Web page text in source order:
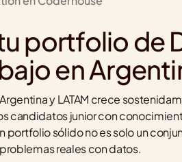
portfolio de
en
y LATAM crece
candidatos junior con
portfolio sólido no es solo un
reales con datos.